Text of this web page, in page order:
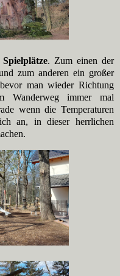
Spielplätze. Zum einen der
zum anderen ein großer
man wieder Richtung
Wanderweg immer mal
wenn die Temperaturen
an, in dieser herrlichen